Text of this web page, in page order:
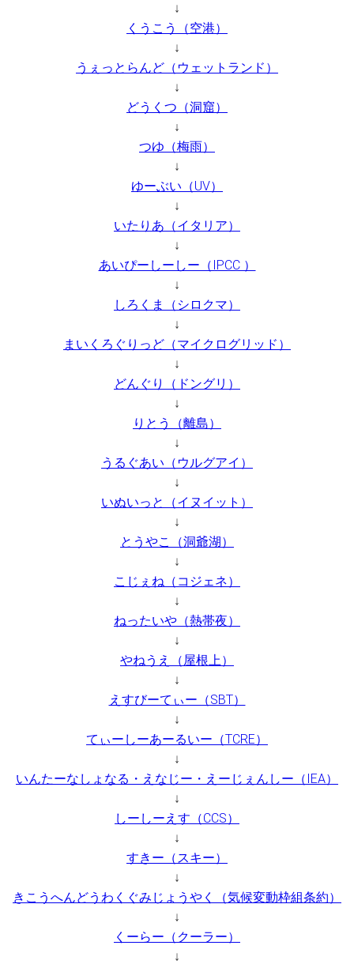
↓
くうこう（空港）
↓
うぇっとらんど（ウェットランド）
↓
どうくつ（洞窟）
↓
つゆ（梅雨）
↓
ゆーぶい（UV）
↓
いたりあ（イタリア）
↓
あいぴーしーしー（IPCC ）
↓
しろくま（シロクマ）
↓
まいくろぐりっど（マイクログリッド）
↓
どんぐり（ドングリ）
↓
りとう（離島）
↓
うるぐあい（ウルグアイ）
↓
いぬいっと（イヌイット）
↓
とうやこ（洞爺湖）
↓
こじぇね（コジェネ）
↓
ねったいや（熱帯夜）
↓
やねうえ（屋根上）
↓
えすびーてぃー（SBT）
↓
てぃーしーあーるいー（TCRE）
↓
いんたーなしょなる・えなじー・えーじぇんしー（IEA）
↓
しーしーえす（CCS）
↓
すきー（スキー）
↓
きこうへんどうわくぐみじょうやく（気候変動枠組条約）
↓
くーらー（クーラー）
↓